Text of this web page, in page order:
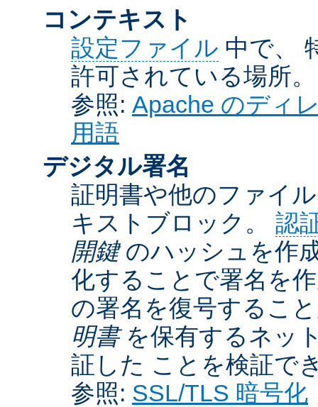
コンテキスト
設定ファイル 中で、
許可されている場所。
参照: Apache のディ
用語
デジタル署名
証明書や他のファイ
キストブロック。 認
開鍵のハッシュを作
化することで署名を
の署名を復号するこ
明書を保有するネッ
証した ことを検証で
参照: SSL/TLS 暗号化